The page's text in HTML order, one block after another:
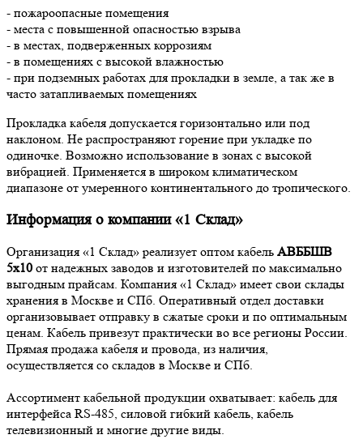
- пожароопасные помещения
- места с повышенной опасностью взрыва
- в местах, подверженных коррозиям
- в помещениях с высокой влажностью
- при подземных работах для прокладки в земле, а так же в
часто затапливаемых помещениях
Прокладка кабеля допускается горизонтально или под
наклоном. Не распространяют горение при укладке по
одиночке. Возможно использование в зонах с высокой
вибрацией. Применяется в широком климатическом
диапазоне от умеренного континентального до тропического.
Информация о компании «1 Склад»
Организация «1 Склад» реализует оптом кабель АВББШВ
5х10 от надежных заводов и изготовителей по максимально
выгодным прайсам. Компания «1 Склад» имеет свои склады
хранения в Москве и СПб. Оперативный отдел доставки
организовывает отправку в сжатые сроки и по оптимальным
ценам. Кабель привезут практически во все регионы России.
Прямая продажа кабеля и провода, из наличия,
осуществляется со складов в Москве и СПб.
Ассортимент кабельной продукции охватывает: кабель для
интерфейса RS-485, силовой гибкий кабель, кабель
телевизионный и многие другие виды.